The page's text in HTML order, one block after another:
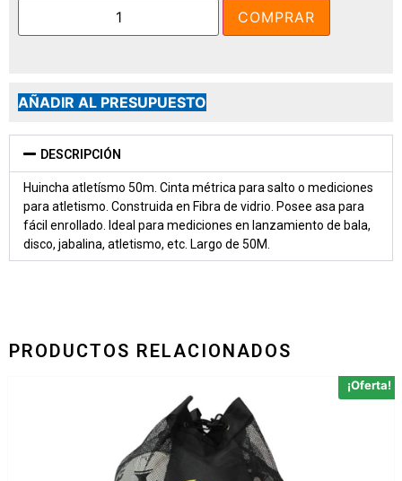
COMPRAR
AÑADIR AL PRESUPUESTO
DESCRIPCIÓN
Huincha atletísmo 50m. Cinta métrica para salto o mediciones
para atletismo. Construida en Fibra de vidrio. Posee asa para
fácil enrollado. Ideal para mediciones en lanzamiento de bala,
disco, jabalina, atletismo, etc. Largo de 50M.
PRODUCTOS RELACIONADOS
¡Oferta!